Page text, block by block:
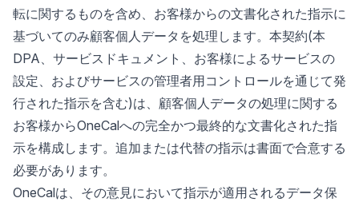
転に関するものを含め、お客様からの文書化された指示に
基づいてのみ顧客個人データを処理します。本契約(本
DPA、サービスドキュメント、お客様によるサービスの
設定、およびサービスの管理者用コントロールを通じて発
行された指示を含む)は、顧客個人データの処理に関する
お客様からOneCalへの完全かつ最終的な文書化された指
示を構成します。追加または代替の指示は書面で合意する
必要があります。
OneCalは、その意見において指示が適用されるデータ保